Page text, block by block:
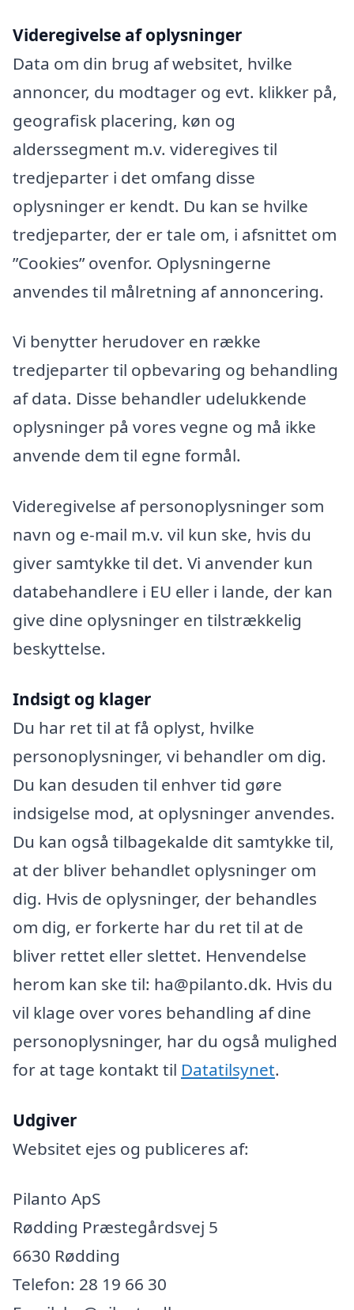
Videregivelse af oplysninger
Data om din brug af websitet, hvilke
annoncer, du modtager og evt. klikker på,
geografisk placering, køn og
alderssegment m.v. videregives til
tredjeparter i det omfang disse
oplysninger er kendt. Du kan se hvilke
tredjeparter, der er tale om, i afsnittet om
”Cookies” ovenfor. Oplysningerne
anvendes til målretning af annoncering.
Vi benytter herudover en række
tredjeparter til opbevaring og behandling
af data. Disse behandler udelukkende
oplysninger på vores vegne og må ikke
anvende dem til egne formål.
Videregivelse af personoplysninger som
navn og e-mail m.v. vil kun ske, hvis du
giver samtykke til det. Vi anvender kun
databehandlere i EU eller i lande, der kan
give dine oplysninger en tilstrækkelig
beskyttelse.
Indsigt og klager
Du har ret til at få oplyst, hvilke
personoplysninger, vi behandler om dig.
Du kan desuden til enhver tid gøre
indsigelse mod, at oplysninger anvendes.
Du kan også tilbagekalde dit samtykke til,
at der bliver behandlet oplysninger om
dig. Hvis de oplysninger, der behandles
om dig, er forkerte har du ret til at de
bliver rettet eller slettet. Henvendelse
herom kan ske til: ha@pilanto.dk. Hvis du
vil klage over vores behandling af dine
personoplysninger, har du også mulighed
for at tage kontakt til Datatilsynet.
Udgiver
Websitet ejes og publiceres af:
Pilanto ApS
Rødding Præstegårdsvej 5
6630 Rødding
Telefon: 28 19 66 30